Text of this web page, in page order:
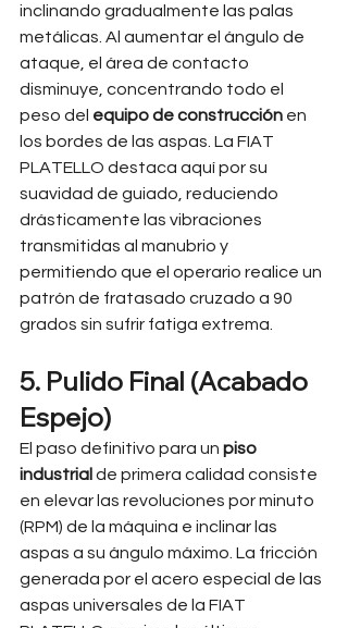
inclinando gradualmente las palas
metálicas. Al aumentar el ángulo de
ataque, el área de contacto
disminuye, concentrando todo el
peso del equipo de construcción en
los bordes de las aspas. La FIAT
PLATELLO destaca aquí por su
suavidad de guiado, reduciendo
drásticamente las vibraciones
transmitidas al manubrio y
permitiendo que el operario realice un
patrón de fratasado cruzado a 90
grados sin sufrir fatiga extrema.
5. Pulido Final (Acabado
Espejo)
El paso definitivo para un piso
industrial de primera calidad consiste
en elevar las revoluciones por minuto
(RPM) de la máquina e inclinar las
aspas a su ángulo máximo. La fricción
generada por el acero especial de las
aspas universales de la FIAT